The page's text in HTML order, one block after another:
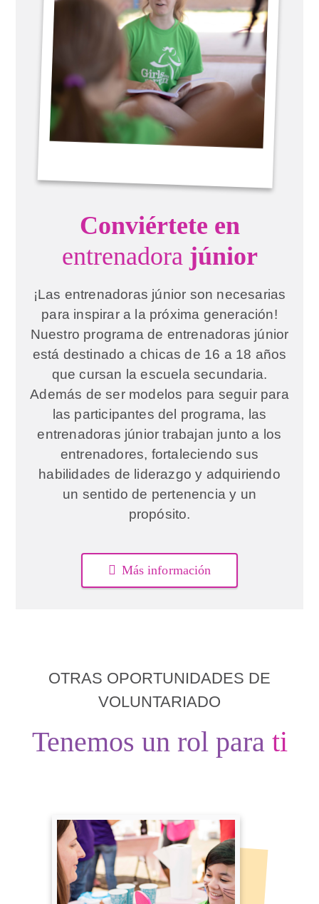
Conviértete en
entrenadorajúnior
¡Las entrenadoras júnior son necesarias
para inspirar a la próxima generación!
Nuestro programa de entrenadoras júnior
está destinado a chicas de 16 a 18 años
que cursan la escuela secundaria.
Además de ser modelos para seguir para
las participantes del programa, las
entrenadoras júnior trabajan junto a los
entrenadores, fortaleciendo sus
habilidades de liderazgo y adquiriendo
un sentido de pertenencia y un
propósito.
Más información
OTRAS OPORTUNIDADES DE
VOLUNTARIADO
Tenemos un rol para ti